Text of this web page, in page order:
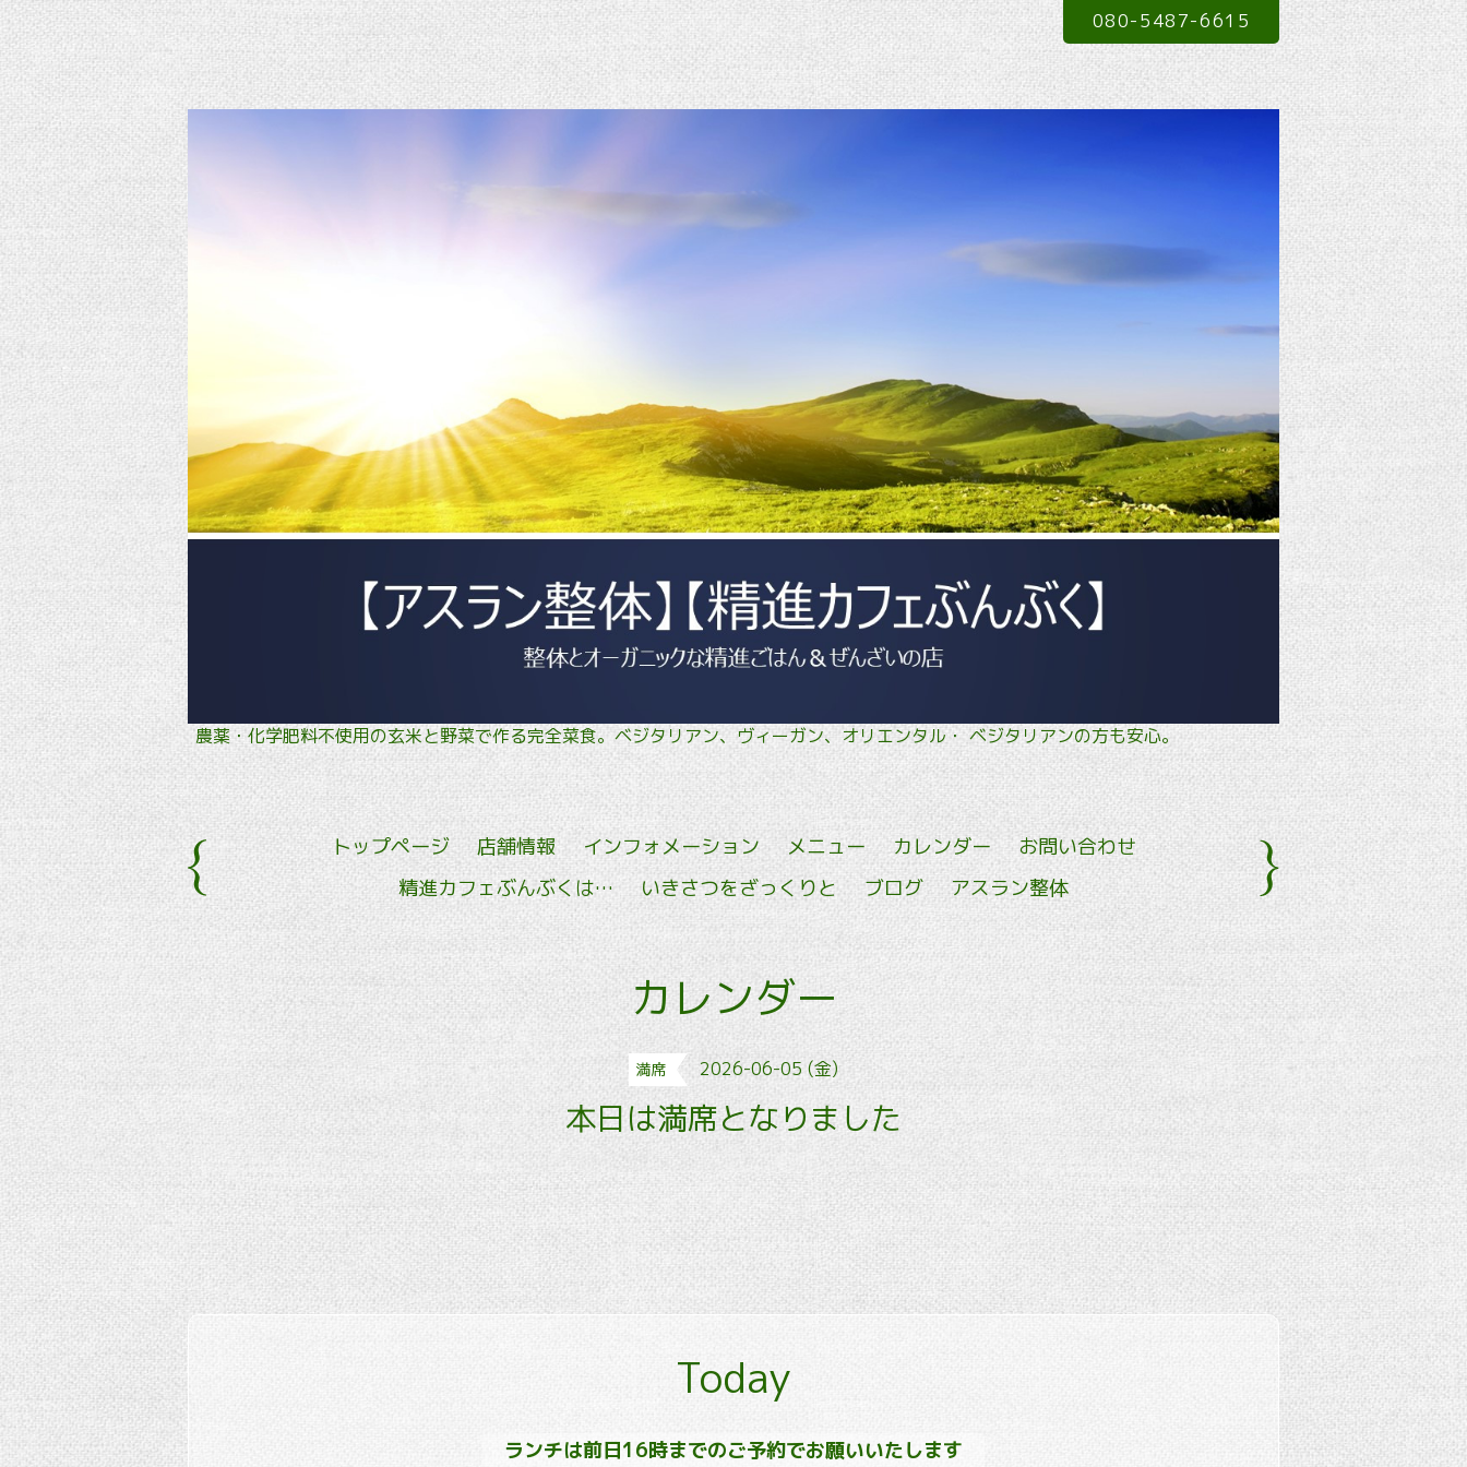
農薬・化学肥料不使用の玄米と野菜で作る完全菜食。ベジタリアン、ヴィーガン、オリエンタル・ ベジタリアンの方も安心。
080-5487-6615
トップページ 店舗情報 インフォメーション メニュー カレンダー
お問い合わせ
精進カフェぶんぶくは…
いきさつをざっくりと ブログ アスラン整体
カレンダー
満席 2026-06-05 (金)
本日は満席となりました
Today
ランチは前日16時までのご予約でお願いいたします